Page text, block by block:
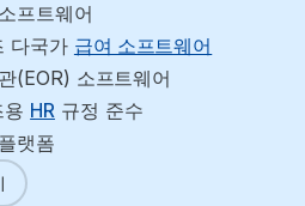
프트웨어
다국가 급여 소프트웨어
(EOR) 소프트웨어
HR 규정 준수
랫폼